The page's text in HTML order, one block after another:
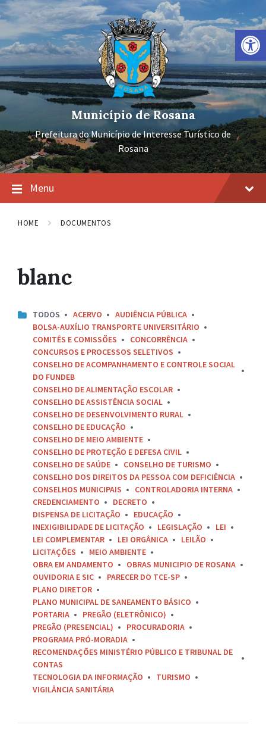
Barra de Ferramentas Aberta
Ir
para
conteúdo
Pular
para
navegação
principal
Pular
para
rodapé
Município de Rosana
Prefeitura do Município de Interesse Turístico de
Rosana
Menu
HOME DOCUMENTOS
blanc
TODOS ACERVO
AUDIÊNCIA PÚBLICA
BOLSA-AUXÍLIO TRANSPORTE UNIVERSITÁRIO
COMITÊS E COMISSÕES
CONCORRÊNCIA
CONCURSOS E PROCESSOS SELETIVOS
CONSELHO DE ACOMPANHAMENTO E CONTROLE SOCIAL
DO FUNDEB
CONSELHO DE ALIMENTAÇÃO ESCOLAR
CONSELHO DE ASSISTÊNCIA SOCIAL
CONSELHO DE DESENVOLVIMENTO RURAL
CONSELHO DE EDUCAÇÃO
CONSELHO DE MEIO AMBIENTE
CONSELHO DE PROTEÇÃO E DEFESA CIVIL
CONSELHO DE SAÚDE
CONSELHO DE TURISMO
CONSELHO DOS DIREITOS DA PESSOA COM DEFICIÊNCIA
CONSELHOS MUNICIPAIS
CONTROLADORIA INTERNA
CREDENCIAMENTO
DECRETO
DISPENSA DE LICITAÇÃO
EDUCAÇÃO
INEXIGIBILIDADE DE LICITAÇÃO
LEGISLAÇÃO
LEI
LEI COMPLEMENTAR
LEI ORGÂNICA
LEILÃO
LICITAÇÕES
MEIO AMBIENTE
OBRA EM ANDAMENTO
OBRAS MUNICIPIO DE ROSANA
OUVIDORIA E SIC
PARECER DO TCE-SP
PLANO DIRETOR
PLANO MUNICIPAL DE SANEAMENTO BÁSICO
PORTARIA
PREGÃO (ELETRÔNICO)
PREGÃO (PRESENCIAL)
PROCURADORIA
PROGRAMA PRÓ-MORADIA
RECOMENDAÇÕES MINISTÉRIO PÚBLICO E TRIBUNAL DE
CONTAS
TECNOLOGIA DA INFORMAÇÃO
TURISMO
VIGILÂNCIA SANITÁRIA